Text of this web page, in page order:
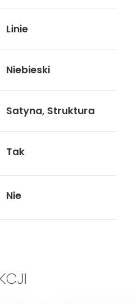
Linie
Niebieski
Satyna, Struktura
Tak
Nie